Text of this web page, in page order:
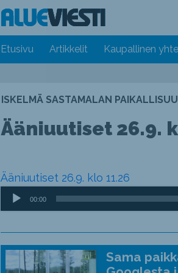
Etusivu Artikkelit Kaupallinen
ISKELMÄ SASTAMALAN
Ääniuutiset 26.9.
Ääniuutiset 26.9. klo 11.26
Äänitoistin
00:00
Sama